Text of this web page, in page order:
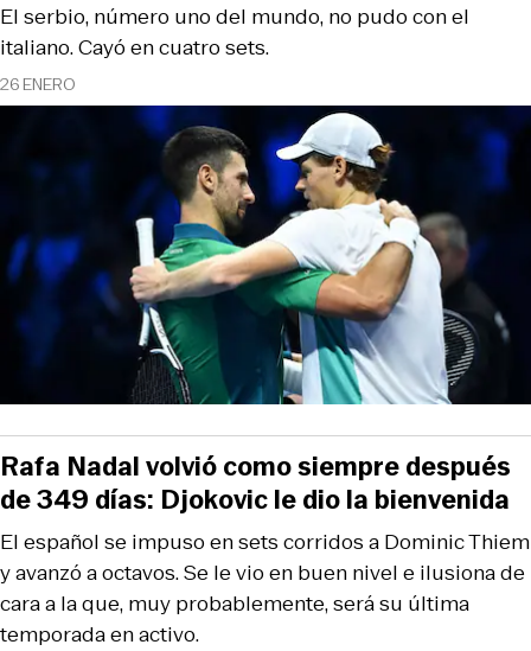
26 ENERO
El serbio, número uno del mundo, no pudo con el
italiano. Cayó en cuatro sets.
El español se impuso en sets corridos a Dominic Thiem
y avanzó a octavos. Se le vio en buen nivel e ilusiona de
cara a la que, muy probablemente, será su última
temporada en activo.
Rafa Nadal volvió como siempre después
de 349 días: Djokovic le dio la bienvenida